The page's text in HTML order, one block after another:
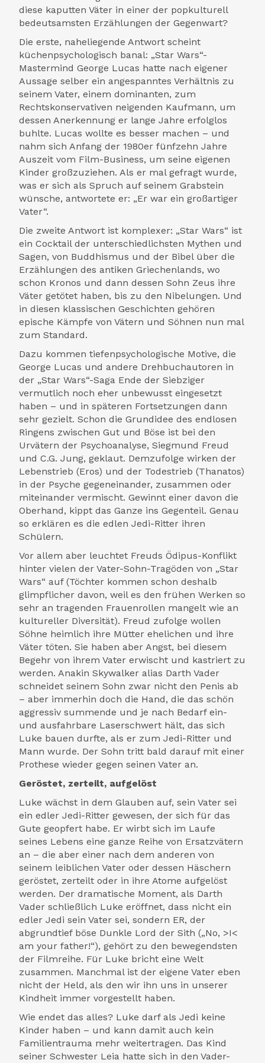
diese kaputten Väter in einer der popkulturell
bedeutsamsten Erzählungen der Gegenwart?
Die erste, naheliegende Antwort scheint
küchenpsychologisch banal: „Star Wars“-
Mastermind George Lucas hatte nach eigener
Aussage selber ein angespanntes Verhältnis zu
seinem Vater, einem dominanten, zum
Rechtskonservativen neigenden Kaufmann, um
dessen Anerkennung er lange Jahre erfolglos
buhlte. Lucas wollte es besser machen – und
nahm sich Anfang der 1980er fünfzehn Jahre
Auszeit vom Film-Business, um seine eigenen
Kinder großzuziehen. Als er mal gefragt wurde,
was er sich als Spruch auf seinem Grabstein
wünsche, antwortete er: „Er war ein großartiger
Vater“.
Die zweite Antwort ist komplexer: „Star Wars“ ist
ein Cocktail der unterschiedlichsten Mythen und
Sagen, von Buddhismus und der Bibel über die
Erzählungen des antiken Griechenlands, wo
schon Kronos und dann dessen Sohn Zeus ihre
Väter getötet haben, bis zu den Nibelungen. Und
in diesen klassischen Geschichten gehören
epische Kämpfe von Vätern und Söhnen nun mal
zum Standard.
Dazu kommen tiefenpsychologische Motive, die
George Lucas und andere Drehbuchautoren in
der „Star Wars“-Saga Ende der Siebziger
vermutlich noch eher unbewusst eingesetzt
haben – und in späteren Fortsetzungen dann
sehr gezielt. Schon die Grundidee des endlosen
Ringens zwischen Gut und Böse ist bei den
Urvätern der Psychoanalyse, Siegmund Freud
und C.G. Jung, geklaut. Demzufolge wirken der
Lebenstrieb (Eros) und der Todestrieb (Thanatos)
in der Psyche gegeneinander, zusammen oder
miteinander vermischt. Gewinnt einer davon die
Oberhand, kippt das Ganze ins Gegenteil. Genau
so erklären es die edlen Jedi-Ritter ihren
Schülern.
Vor allem aber leuchtet Freuds Ödipus-Konflikt
hinter vielen der Vater-Sohn-Tragöden von „Star
Wars“ auf (Töchter kommen schon deshalb
glimpflicher davon, weil es den frühen Werken so
sehr an tragenden Frauenrollen mangelt wie an
kultureller Diversität). Freud zufolge wollen
Söhne heimlich ihre Mütter ehelichen und ihre
Väter töten. Sie haben aber Angst, bei diesem
Begehr von ihrem Vater erwischt und kastriert zu
werden. Anakin Skywalker alias Darth Vader
schneidet seinem Sohn zwar nicht den Penis ab
– aber immerhin doch die Hand, die das schön
aggressiv summende und je nach Bedarf ein-
und ausfahrbare Laserschwert hält, das sich
Luke bauen durfte, als er zum Jedi-Ritter und
Mann wurde. Der Sohn tritt bald darauf mit einer
Prothese wieder gegen seinen Vater an.
Geröstet, zerteilt, aufgelöst
Luke wächst in dem Glauben auf, sein Vater sei
ein edler Jedi-Ritter gewesen, der sich für das
Gute geopfert habe. Er wirbt sich im Laufe
seines Lebens eine ganze Reihe von Ersatzvätern
an – die aber einer nach dem anderen von
seinem leiblichen Vater oder dessen Häschern
geröstet, zerteilt oder in ihre Atome aufgelöst
werden. Der dramatische Moment, als Darth
Vader schließlich Luke eröffnet, dass nicht ein
edler Jedi sein Vater sei, sondern ER, der
abgrundtief böse Dunkle Lord der Sith („No, >I<
am your father!“), gehört zu den bewegendsten
der Filmreihe. Für Luke bricht eine Welt
zusammen. Manchmal ist der eigene Vater eben
nicht der Held, als den wir ihn uns in unserer
Kindheit immer vorgestellt haben.
Wie endet das alles? Luke darf als Jedi keine
Kinder haben – und kann damit auch kein
Familientrauma mehr weitertragen. Das Kind
seiner Schwester Leia hatte sich in den Vader-